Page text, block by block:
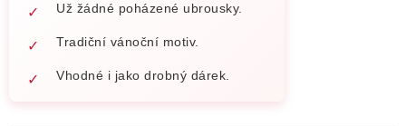
Už žádné poházené ubrousky.
Tradiční vánoční motiv.
Vhodné i jako drobný dárek.